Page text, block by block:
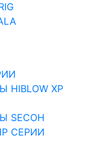
XP
SECOH
СЕРИИ